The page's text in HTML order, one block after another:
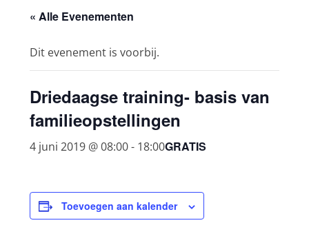
« Alle Evenementen
Dit evenement is voorbij.
Driedaagse training- basis van
familieopstellingen
4 juni 2019 @ 08:00- 18:00GRATIS
Toevoegen aan kalender